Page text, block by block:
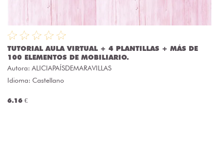
TUTORIAL AULA VIRTUAL + 4 PLANTILLAS + MÁS DE
100 ELEMENTOS DE MOBILIARIO.
Autora: ALICIAPAÍSDEMARAVILLAS
Idioma: Castellano
6.16 €